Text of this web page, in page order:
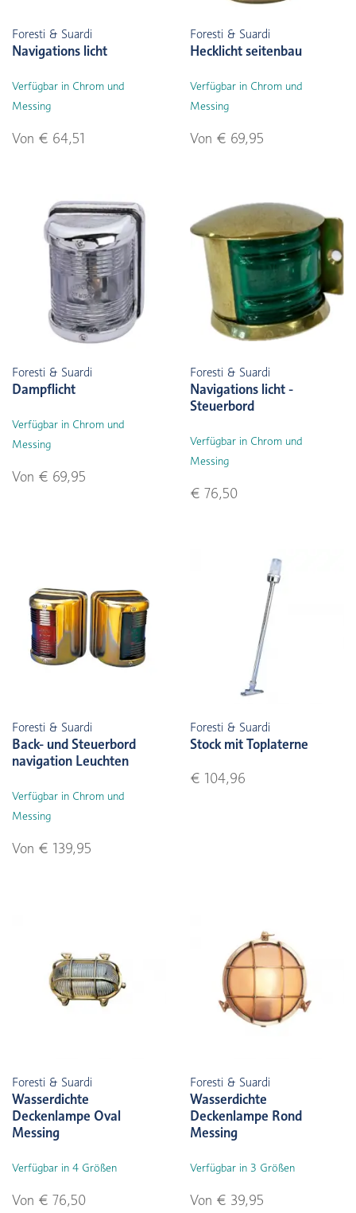
Foresti & Suardi
Navigations licht
Verfügbar in Chrom und
Messing
Von € 64,51
Foresti & Suardi
Hecklicht seitenbau
Verfügbar in Chrom und
Messing
Von € 69,95
Foresti & Suardi
Dampflicht
Verfügbar in Chrom und
Messing
Von € 69,95
Foresti & Suardi
Navigations licht -
Steuerbord
Verfügbar in Chrom und
Messing
€ 76,50
Foresti & Suardi
Back- und Steuerbord
navigation Leuchten
Verfügbar in Chrom und
Messing
Von € 139,95
Foresti & Suardi
Stock mit Toplaterne
€ 104,96
Foresti & Suardi
Wasserdichte
Deckenlampe Oval
Messing
Verfügbar in 4 Größen
Von € 76,50
Foresti & Suardi
Wasserdichte
Deckenlampe Rond
Messing
Verfügbar in 3 Größen
Von € 39,95